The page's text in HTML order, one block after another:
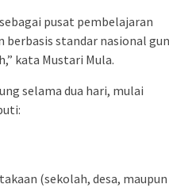
pusat pembelajaran
berbasis standar nasional
kata Mustari Mula.
selama dua hari, mulai
(sekolah, desa, maupun